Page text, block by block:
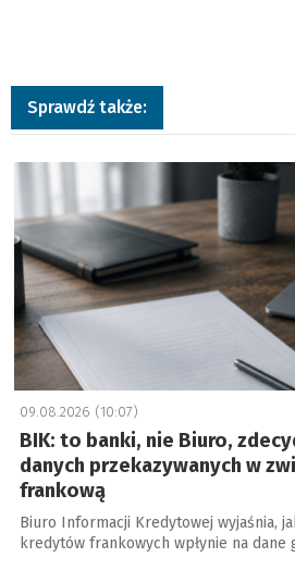
Sprawdź także:
a
09.08.2026 (10:07)
BIK: to banki, nie Biuro,
danych przekazywanych w
frankową
Biuro Informacji Kredytowej wyjaśnia,
kredytów frankowych wpłynie na